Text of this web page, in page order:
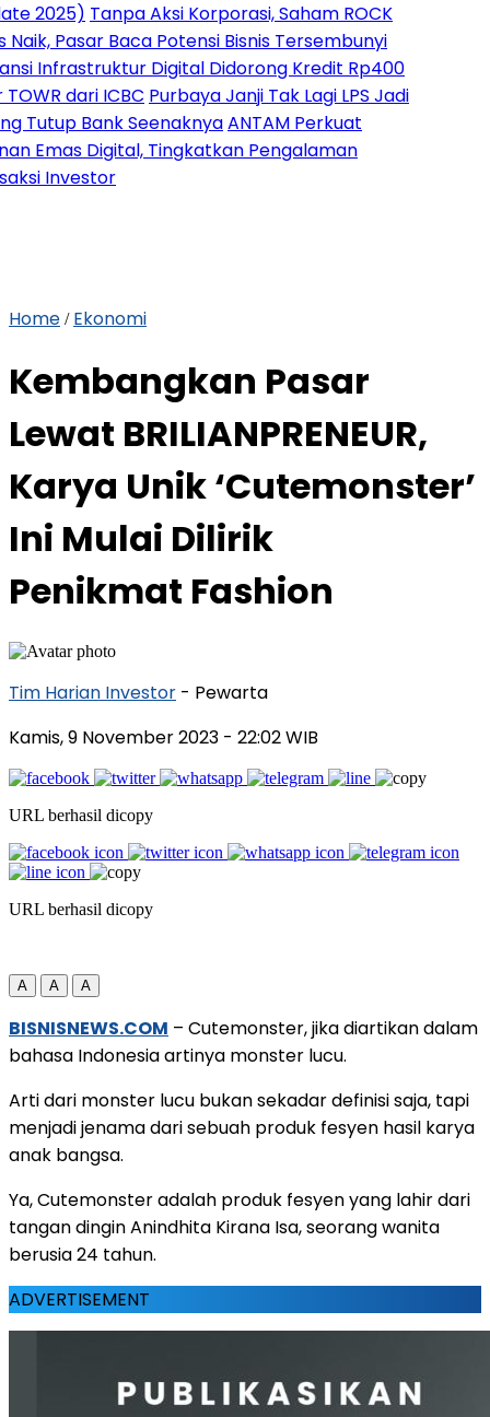
Tanpa Aksi Korporasi, Saham ROCK
Baca Potensi Bisnis Tersembunyi
Digital Didorong Kredit Rp400
dari ICBCPurbaya Janji Tak Lagi LPS Jadi
Bank SeenaknyaANTAM Perkuat
Digital, Tingkatkan Pengalaman
Home / Ekonomi
Kembangkan Pasar
Lewat BRILIANPRENEUR,
Karya Unik ‘Cutemonster’
Ini Mulai Dilirik
Penikmat Fashion
Tim Harian Investor - Pewarta
Kamis, 9 November 2023 - 22:02 WIB
URL berhasil dicopy
URL berhasil dicopy
A A A
BISNISNEWS.COM – Cutemonster, jika diartikan dalam
bahasa Indonesia artinya monster lucu.
Arti dari monster lucu bukan sekadar definisi saja, tapi
menjadi jenama dari sebuah produk fesyen hasil karya
anak bangsa.
Ya, Cutemonster adalah produk fesyen yang lahir dari
tangan dingin Anindhita Kirana Isa, seorang wanita
berusia 24 tahun.
ADVERTISEMENT